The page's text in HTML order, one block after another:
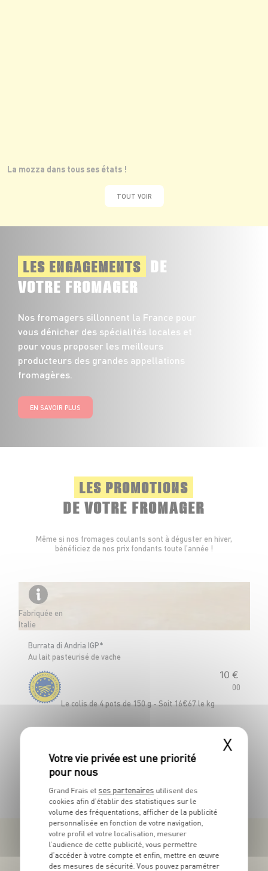
La mozza dans tous ses états !
TOUT VOIR
LES ENGAGEMENTS DE
VOTRE FROMAGER
Nos fromagers sillonnent la France pour
vous dénicher des spécialités locales et
pour vous proposer les meilleurs
producteurs des grandes appellations
fromagères.
EN SAVOIR PLUS
LES PROMOTIONS
DE VOTRE FROMAGER
Même si nos fromages coulants sont à déguster en hiver,
bénéficiez de nos prix fondants toute l’année !
Fabriquée en
Italie
Burrata di Andria IGP*
Au lait pasteurisé de vache
10 €
00
Le colis de 4 pots de 150 g - Soit 16€67 le kg
X
Grand Frais et ses partenaires utilisent des
cookies afin d’établir des statistiques sur le
volume des fréquentations, afficher de la publicité
personnalisée en fonction de votre navigation,
votre profil et votre localisation, mesurer
l’audience de cette publicité, vous permettre
d’accéder à votre compte et enfin, mettre en œuvre
des mesures de sécurité. Vous pouvez paramétrer